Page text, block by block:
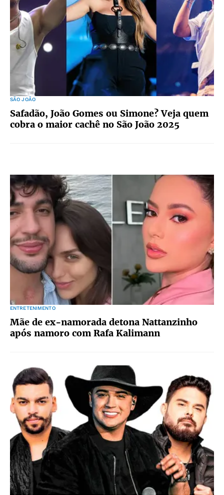
SÃO JOÃO
Safadão, João Gomes ou Simone? Veja quem
cobra o maior cachê no São João 2025
ENTRETENIMENTO
Mãe de ex-namorada detona Nattanzinho
após namoro com Rafa Kalimann